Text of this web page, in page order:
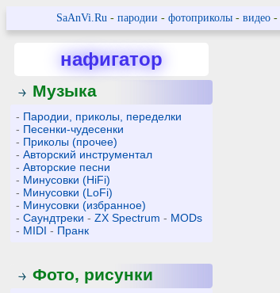
SaAnVi.Ru- пародии - фотоприколы- видео-
нафигатор
Музыка
- Пародии, приколы, переделки
- Песенки-чудесенки
- Приколы (прочее)
-Авторский инструментал
-Авторские песни
- Минусовки (HiFi)
- Минусовки (LoFi)
- Минусовки (избранное)
-Саундтреки -ZX Spectrum - MODs
- MIDI - Пранк
Фото, рисунки